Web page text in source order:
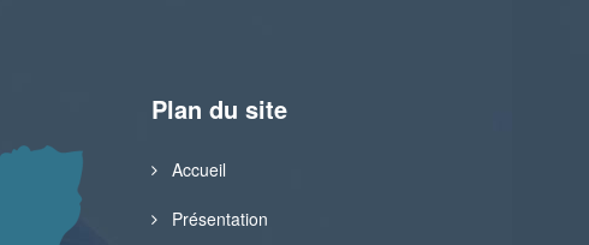
Plan du site
Accueil
Présentation